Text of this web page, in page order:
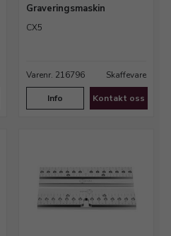
Graveringsmaskin
CX5
Varenr. 216796 Skaffevare
Info Kontakt oss